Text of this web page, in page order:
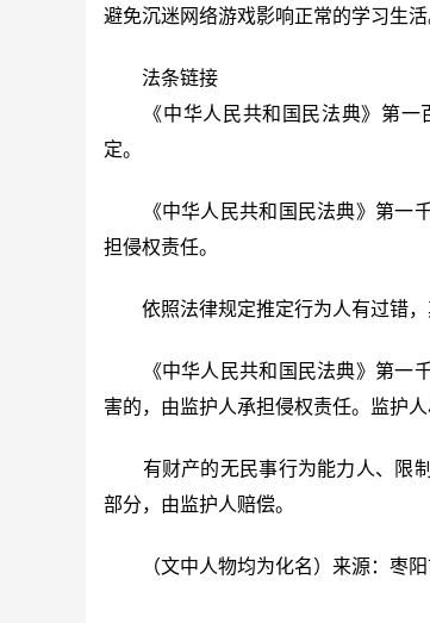
避免沉迷网络游戏影响正常的学习生活
法条链接
《中华人民共和国民法典》第一
定。
《中华人民共和国民法典》第一千
担侵权责任。
依照法律规定推定行为人有过错，
《中华人民共和国民法典》第一千
害的，由监护人承担侵权责任。监护
有财产的无民事行为能力人、限制
部分，由监护人赔偿。
（文中人物均为化名）来源：枣阳